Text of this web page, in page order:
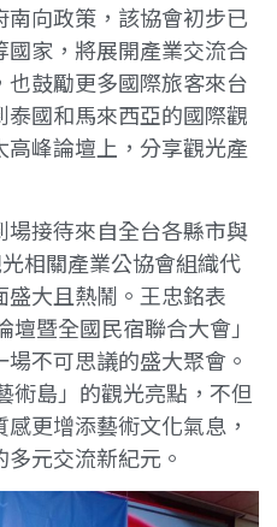
向政策，該協會初步已
家，將展開產業交流合
鼓勵更多國際旅客來台
國和馬來西亞的國際觀
峰論壇上，分享觀光產
接待來自全台各縣市與
相關產業公協會組織代
大且熱鬧。王忠銘表
暨全國民宿聯合大會」
不可思議的盛大聚會。
術島」的觀光亮點，不但
更增添藝術文化氣息，
元交流新紀元。